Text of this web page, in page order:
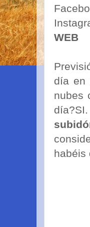
WEB
día en
nubes
habéis